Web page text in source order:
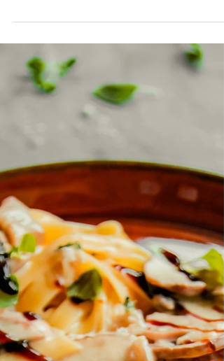
Rask og lett lasagne
Lett lasagne å lage på de travle dagene! 2
porsjoner. Ingredienser 200g kjøttdeig 0.5 løk
2 fedd hvitløk 1 stangselleri 1 gulrot 2ss...